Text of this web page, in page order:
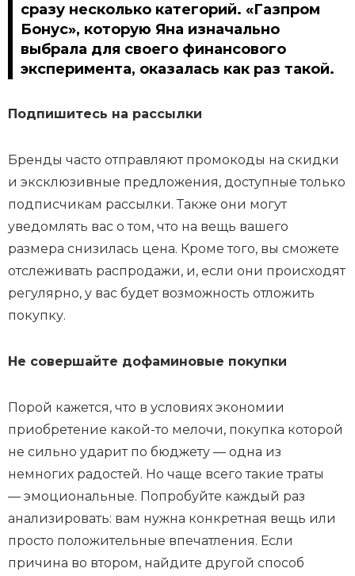
сразу несколько категорий. «Газпром
Бонус», которую Яна изначально
выбрала для своего финансового
эксперимента, оказалась как раз такой.
Подпишитесь на рассылки
Бренды часто отправляют промокоды на скидки
и эксклюзивные предложения, доступные только
подписчикам рассылки. Также они могут
уведомлять вас о том, что на вещь вашего
размера снизилась цена. Кроме того, вы сможете
отслеживать распродажи, и, если они происходят
регулярно, у вас будет возможность отложить
покупку.
Не совершайте дофаминовые покупки
Порой кажется, что в условиях экономии
приобретение какой-то мелочи, покупка которой
не сильно ударит по бюджету — одна из
немногих радостей. Но чаще всего такие траты
— эмоциональные. Попробуйте каждый раз
анализировать: вам нужна конкретная вещь или
просто положительные впечатления. Если
причина во втором, найдите другой способ